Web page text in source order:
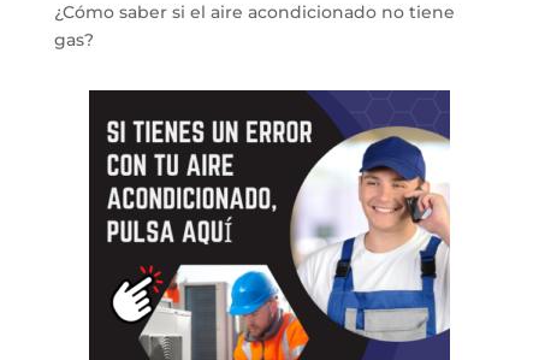
¿Cómo saber si el aire acondicionado no tiene
gas?